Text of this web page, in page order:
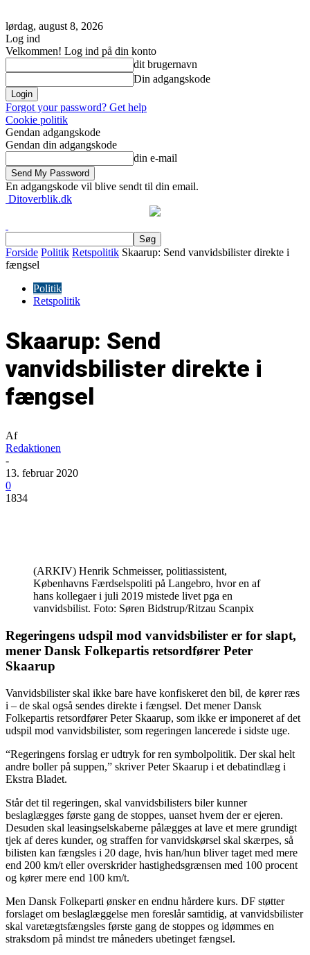
lørdag, august 8, 2026
Log ind
Velkommen! Log ind på din konto
dit brugernavn
Din adgangskode
Forgot your password? Get help
Cookie politik
Gendan adgangskode
Gendan din adgangskode
din e-mail
En adgangskode vil blive sendt til din email.
Ditoverblik.dk
Forside Politik Retspolitik Skaarup: Send vanvidsbilister direkte i
fængsel
Politik
Retspolitik
Skaarup: Send
vanvidsbilister direkte i
fængsel
Af
Redaktionen
-
13. februar 2020
0
1834
(ARKIV) Henrik Schmeisser, politiassistent,
Københavns Færdselspoliti på Langebro, hvor en af
hans kollegaer i juli 2019 mistede livet pga en
vanvidsbilist. Foto: Søren Bidstrup/Ritzau Scanpix
Regeringens udspil mod vanvidsbilister er for slapt,
mener Dansk Folkepartis retsordfører Peter
Skaarup
Vanvidsbilister skal ikke bare have konfiskeret den bil, de kører ræs
i – de skal også sendes direkte i fængsel. Det mener Dansk
Folkepartis retsordfører Peter Skaarup, som ikke er imponeret af det
udspil mod vanvidsbilister, som regeringen lancerede i sidste uge.
“Regeringens forslag er udtryk for ren symbolpolitik. Der skal helt
andre boller på suppen,” skriver Peter Skaarup i et debatindlæg i
Ekstra Bladet.
Står det til regeringen, skal vanvidsbilisters biler kunner
beslaglægges første gang de stoppes, uanset hvem der er ejeren.
Desuden skal leasingselskaberne pålægges at lave et mere grundigt
tjek af deres kunder, og straffen for vanvidskørsel skal skærpes, så
bilisten kan fængsles i 20 dage, hvis han/hun bliver taget med mere
end 200 km/t eller overskrider hastighedsgrænsen med 100 procent
og kører mere end 100 km/t.
Men Dansk Folkeparti ønsker en endnu hårdere kurs. DF støtter
forslaget om beslaglæggelse men foreslår samtidig, at vanvidsbilister
skal varetægtsfængsles første gang de stoppes og idømmes en
straksdom på mindst tre måneders ubetinget fængsel.